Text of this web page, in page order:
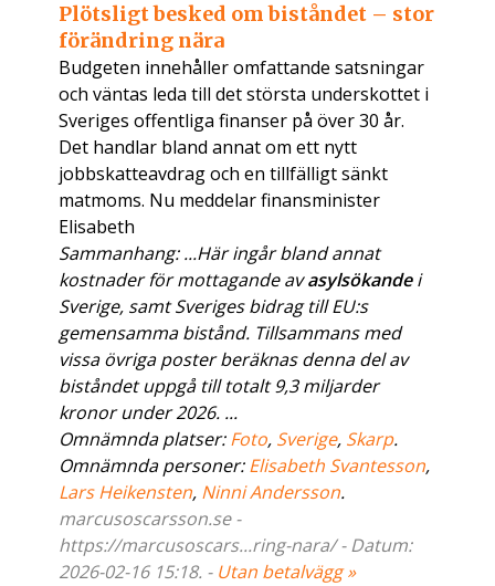
Plötsligt besked om biståndet – stor
förändring nära
Budgeten innehåller omfattande satsningar
och väntas leda till det största underskottet i
Sveriges offentliga finanser på över 30 år.
Det handlar bland annat om ett nytt
jobbskatteavdrag och en tillfälligt sänkt
matmoms. Nu meddelar finansminister
Elisabeth
Sammanhang: ...Här ingår bland annat
kostnader för mottagande avasylsökandei
Sverige, samt Sveriges bidrag till EU:s
gemensamma bistånd. Tillsammans med
vissa övriga poster beräknas denna del av
biståndet uppgå till totalt 9,3 miljarder
kronor under 2026. ...
Omnämnda platser:Foto, Sverige, Skarp.
Omnämnda personer:Elisabeth Svantesson,
Lars Heikensten, Ninni Andersson.
marcusoscarsson.se -
https://marcusoscars...ring-nara/ - Datum:
2026-02-16 15:18. - Utan betalvägg »